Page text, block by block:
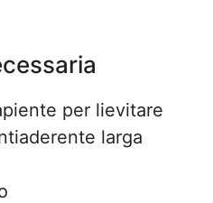
per lievitare
larga